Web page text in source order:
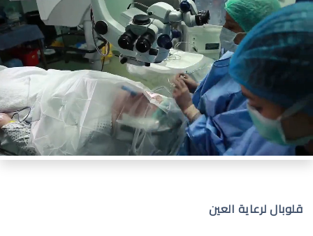
قلوبال لرعاية العين